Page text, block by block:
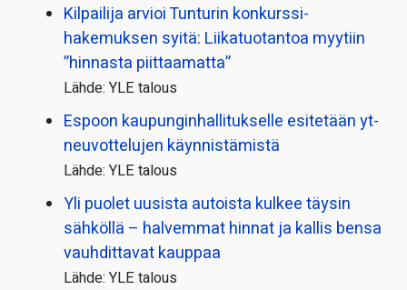
Kilpailija arvioi Tunturin konkurssi­
hakemuksen syitä: Liikatuotantoa myytiin
”hinnasta piittaamatta”
Lähde: YLE talous
Espoon kaupungin­hallitukselle esitetään yt-
neuvottelujen käynnistämistä
Lähde: YLE talous
Yli puolet uusista autoista kulkee täysin
sähköllä – halvemmat hinnat ja kallis bensa
vauhdittavat kauppaa
Lähde: YLE talous